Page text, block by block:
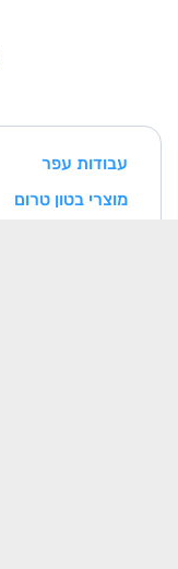
עבודות עפר
מוצרי בטון טרום